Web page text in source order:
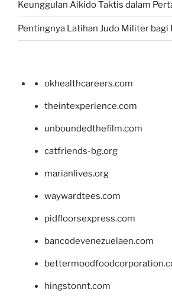
Keunggulan Aikido Taktis dalam
Pentingnya Latihan Judo Militer
okhealthcareers.com
theintexperience.com
unboundedthefilm.com
catfriends-bg.org
marianlives.org
waywardtees.com
pidfloorsexpress.com
bancodevenezuelaen.com
hingstonnt.com